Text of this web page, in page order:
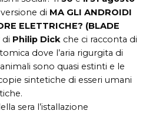
di MA GLI ANDROIDI
ELETTRICHE? (BLADE
di Philip Dick che ci racconta di
dove l’aria rigurgita di
sono quasi estinti e le
sintetiche di esseri umani
sera l’istallazione